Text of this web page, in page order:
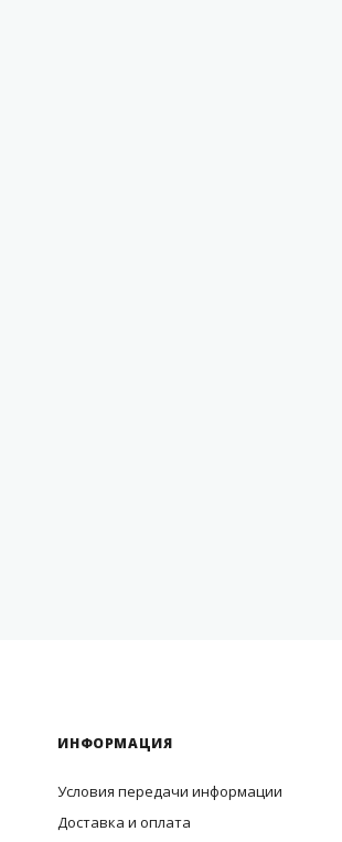
ИНФОРМАЦИЯ
Условия передачи информации
Доставка и оплата